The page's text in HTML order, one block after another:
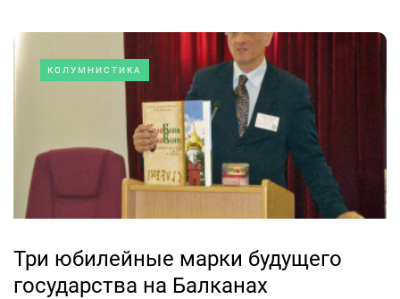
КОЛУМНИСТИКА
Три юбилейные марки будущего
государства на Балканах